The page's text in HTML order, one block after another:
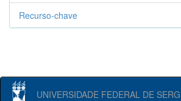
Recurso-chave
UNIVERSIDADE FEDERAL DE